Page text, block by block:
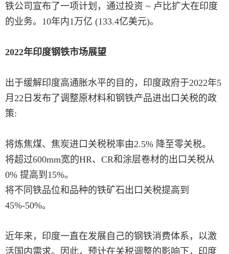
铁公司宣布了一项计划，通过投资 ~ 卢比扩大在印度
的业务。10年内1万亿 (133.4亿美元)。
2022年印度钢铁市场展望
出于缓解印度高通胀水平的目的，印度政府于2022年5
月22日发布了调整原材料和钢铁产品进出口关税的政
策:
将炼焦煤、焦炭进口关税税率由2.5% 降至零关税。
将超过600mm宽的HR、CR和涂层卷材的出口关税从
0% 提高到15%。
将不同铁品位和品种的铁矿石出口关税提高到
45%-50%。
近年来，印度一直在发展自己的钢铁消费体系，以激
活国内需求。因此，预计在关税调整的影响下，印度